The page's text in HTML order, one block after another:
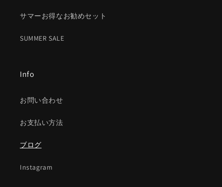
サマーお得なお勧めセット
SUMMER SALE
Info
お問い合わせ
お支払い方法
ブログ
Instagram